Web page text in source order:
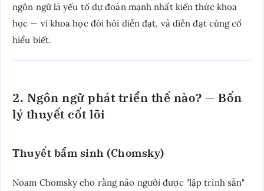
ngôn ngữ là yếu tố dự đoán mạnh nhất kiến thức khoa
học — vì khoa học đòi hỏi diễn đạt, và diễn đạt củng cố
hiểu biết.
2. Ngôn ngữ phát triển thế nào? — Bốn
lý thuyết cốt lõi
Thuyết bẩm sinh (Chomsky)
Noam Chomsky cho rằng não người được "lập trình sẵn"